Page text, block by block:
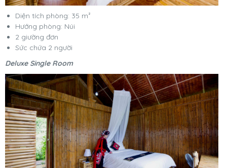
Diện tích phòng: 35 m²
Hướng phòng: Núi
2 giường đơn
Sức chứa 2 người
Deluxe Single Room